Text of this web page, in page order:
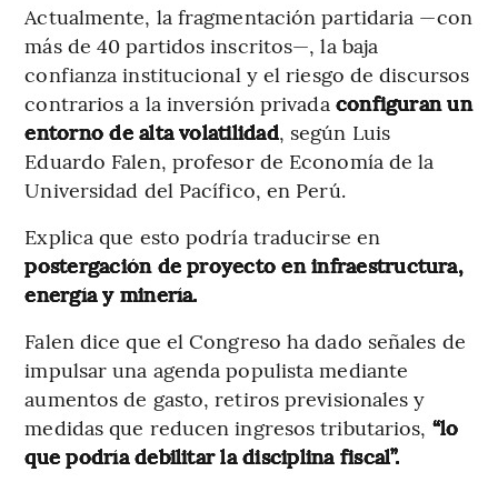
Actualmente, la fragmentación partidaria —con
más de 40 partidos inscritos—, la baja
confianza institucional y el riesgo de discursos
contrarios a la inversión privada configuran un
entorno de alta volatilidad, según Luis
Eduardo Falen, profesor de Economía de la
Universidad del Pacífico, en Perú.
Explica que esto podría traducirse en
postergación de proyecto en infraestructura,
energía y minería.
Falen dice que el Congreso ha dado señales de
impulsar una agenda populista mediante
aumentos de gasto, retiros previsionales y
medidas que reducen ingresos tributarios, “lo
que podría debilitar la disciplina fiscal”.